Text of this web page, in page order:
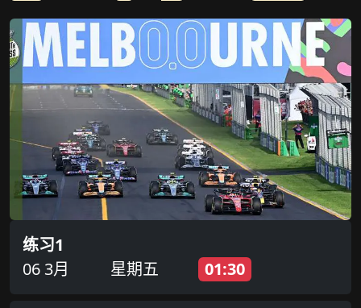
练习1
06 3月
星期五 01:30